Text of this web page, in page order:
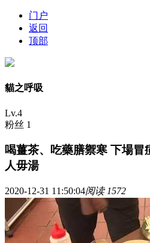
门户
返回
顶部
貓之呼吸
Lv.4
粉丝 1
喝薑茶、吃藥膳禦寒 下場冒
人毋湯
2020-12-31 11:50:04阅读 1572